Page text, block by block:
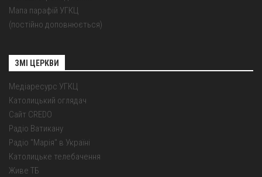
Мапа парафій УГКЦ
(постійно доповнюється)
ЗМІ ЦЕРКВИ
Медіаресурс УГКЦ
Католицький оглядач
Сайт CREDO
Радіо Ватикану
Радіо "Марія" в Україні
Католицьке телебачення
Живе ТБ